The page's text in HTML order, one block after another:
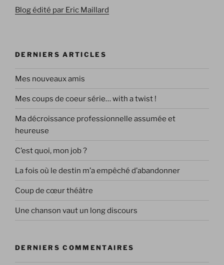
Blog édité par Eric Maillard
DERNIERS ARTICLES
Mes nouveaux amis
Mes coups de coeur série… with a twist !
Ma décroissance professionnelle assumée et
heureuse
C’est quoi, mon job ?
La fois où le destin m’a empêché d’abandonner
Coup de cœur théâtre
Une chanson vaut un long discours
DERNIERS COMMENTAIRES